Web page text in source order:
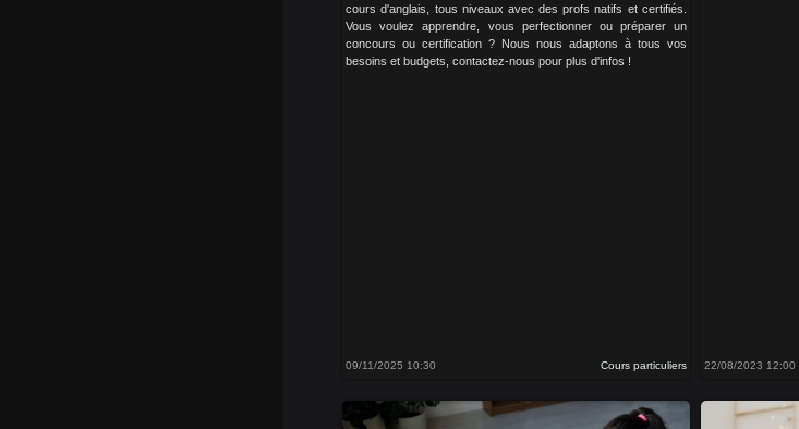
cours d'anglais, tous niveaux avec des profs natifs et certifiés.
Vous voulez apprendre, vous perfectionner ou préparer un
concours ou certification ? Nous nous adaptons à tous vos
besoins et budgets, contactez-nous pour plus d'infos !
09/11/2025 10:30 Cours particuliers 22/08/2023 12:00